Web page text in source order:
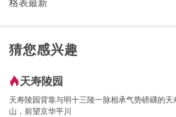
格表最新
猜您感兴趣
天寿陵园
天寿陵园背靠与明十三陵一脉相承气势磅礴的天
山，前望京华平川